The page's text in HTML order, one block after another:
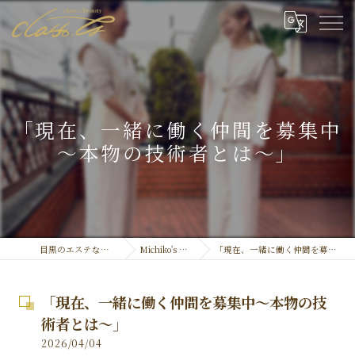
「現在、一緒に働く仲間を募集中
～本物の技術者とは～」
目黒のエステなら結果重視のclassty Michiko's Official ''Blog'' 「現在、一緒に働く仲間を募集中～本物の技術者とは～」
「現在、一緒に働く仲間を募集中～本物の技
術者とは～」
2026/04/04